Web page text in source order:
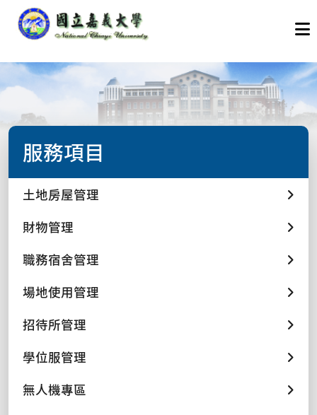
服務項目
土地房屋管理
財物管理
職務宿舍管理
場地使用管理
招待所管理
學位服管理
無人機專區